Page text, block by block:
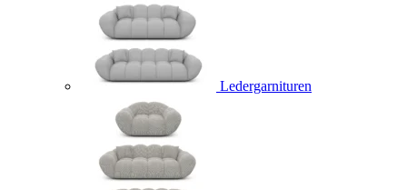
Ledergarnituren